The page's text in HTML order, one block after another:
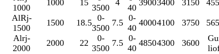
1000
1000 15
3500
4
40
39003400 3150
AlRj-
1500
1500 18.5 0-
3500
7.5 0-
40
40004100 3750
Alrj-
2000
2000 22
0-
3500
7.5 0-
40
48504300 3600